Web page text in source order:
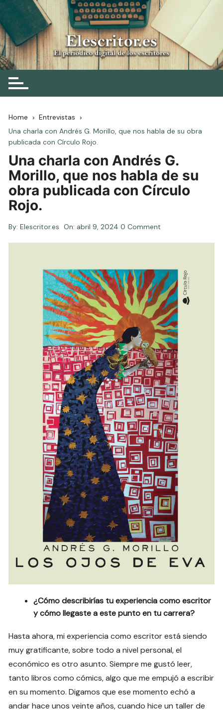
Skip
to
content
Elescritor.es
El periódico digital de los escritores
Home
Entrevistas
Una charla con Andrés G. Morillo, que nos habla de su obra
publicada con Círculo Rojo.
Una charla con Andrés G.
Morillo, que nos habla de su
obra publicada con Círculo
Rojo.
By: Elescritor.es On: abril 9, 2024 0 Comment
¿Cómo describirías tu experiencia como escritor
y cómo llegaste a este punto en tu carrera?
Hasta ahora, mi experiencia como escritor está siendo
muy gratificante, sobre todo a nivel personal, el
económico es otro asunto. Siempre me gustó leer,
tanto libros como cómics, algo que me empujó a escribir
en su momento. Digamos que ese momento echó a
andar hace unos veinte años, cuando hice un taller de